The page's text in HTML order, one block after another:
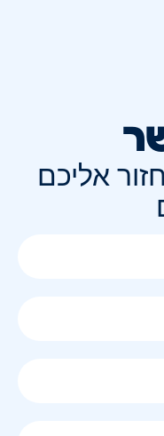
אליכם